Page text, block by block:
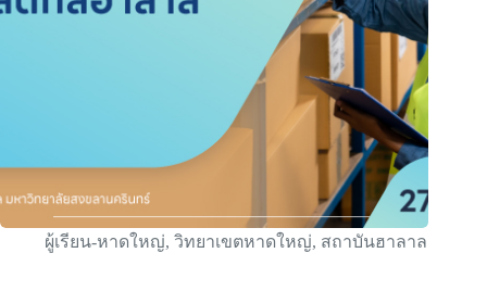
ผู้เรียน-หาดใหญ่,วิทยาเขตหาดใหญ่, สถาบันฮาลาล